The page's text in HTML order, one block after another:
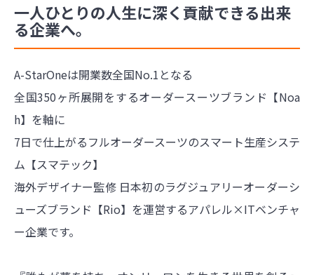
一人ひとりの人生に深く貢献できる出来
る企業へ。
A-StarOneは開業数全国No.1となる
全国350ヶ所展開をするオーダースーツブランド【Noa
h】を軸に
7日で仕上がるフルオーダースーツのスマート生産システ
ム【スマテック】
海外デザイナー監修 日本初のラグジュアリーオーダーシ
ューズブランド【Rio】を運営するアパレル×ITベンチャ
ー企業です。